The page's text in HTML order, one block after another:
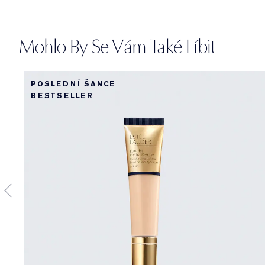
Mohlo By Se Vám Také Líbit
POSLEDNÍ ŠANCE
BESTSELLER